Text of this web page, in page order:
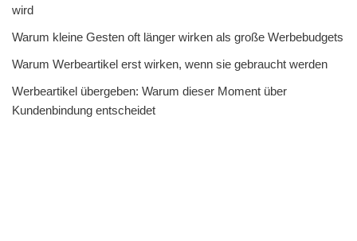
wird
Warum kleine Gesten oft länger wirken als große Werbebudgets
Warum Werbeartikel erst wirken, wenn sie gebraucht werden
Werbeartikel übergeben: Warum dieser Moment über
Kundenbindung entscheidet